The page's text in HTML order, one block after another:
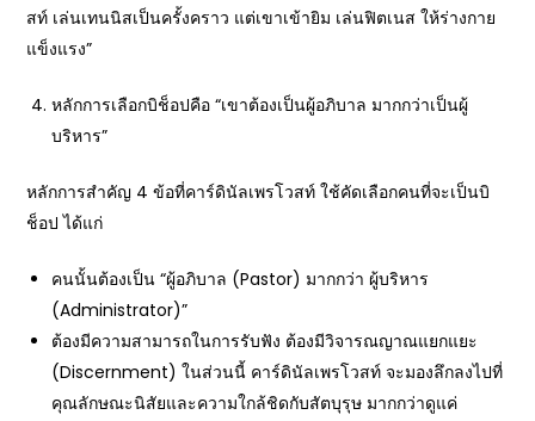
สท์ เล่นเทนนิสเป็นครั้งคราว แต่เขาเข้ายิม เล่นฟิตเนส ให้ร่างกาย
แข็งแรง”
หลักการเลือกบิช็อปคือ “เขาต้องเป็นผู้อภิบาล มากกว่าเป็นผู้
บริหาร”
หลักการสำคัญ 4 ข้อที่คาร์ดินัลเพรโวสท์ ใช้คัดเลือกคนที่จะเป็นบิ
ช็อป ได้แก่
คนนั้นต้องเป็น “ผู้อภิบาล (Pastor) มากกว่า ผู้บริหาร
(Administrator)”
ต้องมีความสามารถในการรับฟัง ต้องมีวิจารณญาณแยกแยะ
(Discernment) ในส่วนนี้ คาร์ดินัลเพรโวสท์ จะมองลึกลงไปที่
คุณลักษณะนิสัยและความใกล้ชิดกับสัตบุรุษ มากกว่าดูแค่